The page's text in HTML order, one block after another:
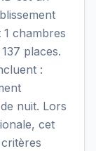
1 chambres
places.
:
nuit. Lors
cet